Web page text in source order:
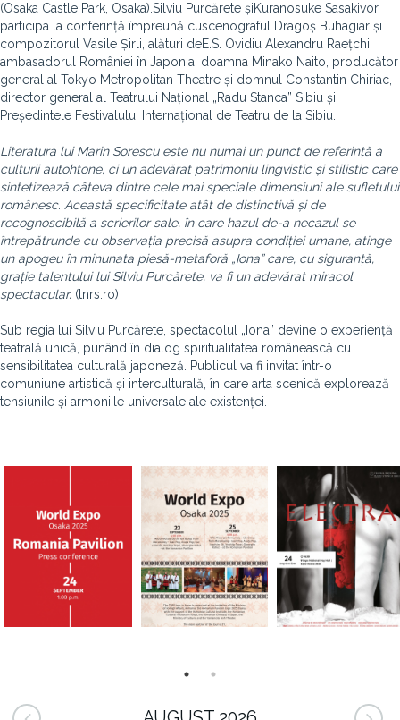
(Osaka Castle Park, Osaka).Silviu Purcărete șiKuranosuke Sasakivor
participa la conferință împreună cuscenograful Dragoș Buhagiar și
compozitorul Vasile Șirli, alături deE.S. Ovidiu Alexandru Raețchi,
ambasadorul României în Japonia, doamna Minako Naito, producător
general al Tokyo Metropolitan Theatre și domnul Constantin Chiriac,
director general al Teatrului Național „Radu Stanca” Sibiu și
Președintele Festivalului Internațional de Teatru de la Sibiu.
Literatura lui Marin Sorescu este nu numai un punct de referință a
culturii autohtone, ci un adevărat patrimoniu lingvistic și stilistic care
sintetizează câteva dintre cele mai speciale dimensiuni ale sufletului
românesc. Această specificitate atât de distinctivă și de
recognoscibilă a scrierilor sale, în care hazul de-a necazul se
întrepătrunde cu observația precisă asupra condiției umane, atinge
un apogeu în minunata piesă-metaforă „Iona” care, cu siguranță,
grație talentului lui Silviu Purcărete, va fi un adevărat miracol
spectacular. (tnrs.ro)
Sub regia lui Silviu Purcărete, spectacolul „Iona” devine o experiență
teatrală unică, punând în dialog spiritualitatea românească cu
sensibilitatea culturală japoneză. Publicul va fi invitat într-o
comuniune artistică și interculturală, în care arta scenică explorează
tensiunile și armoniile universale ale existenței.